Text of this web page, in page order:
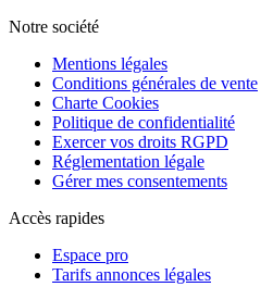
Notre société
Mentions légales
Conditions générales de vente
Charte Cookies
Politique de confidentialité
Exercer vos droits RGPD
Réglementation légale
Gérer mes consentements
Accès rapides
Espace pro
Tarifs annonces légales